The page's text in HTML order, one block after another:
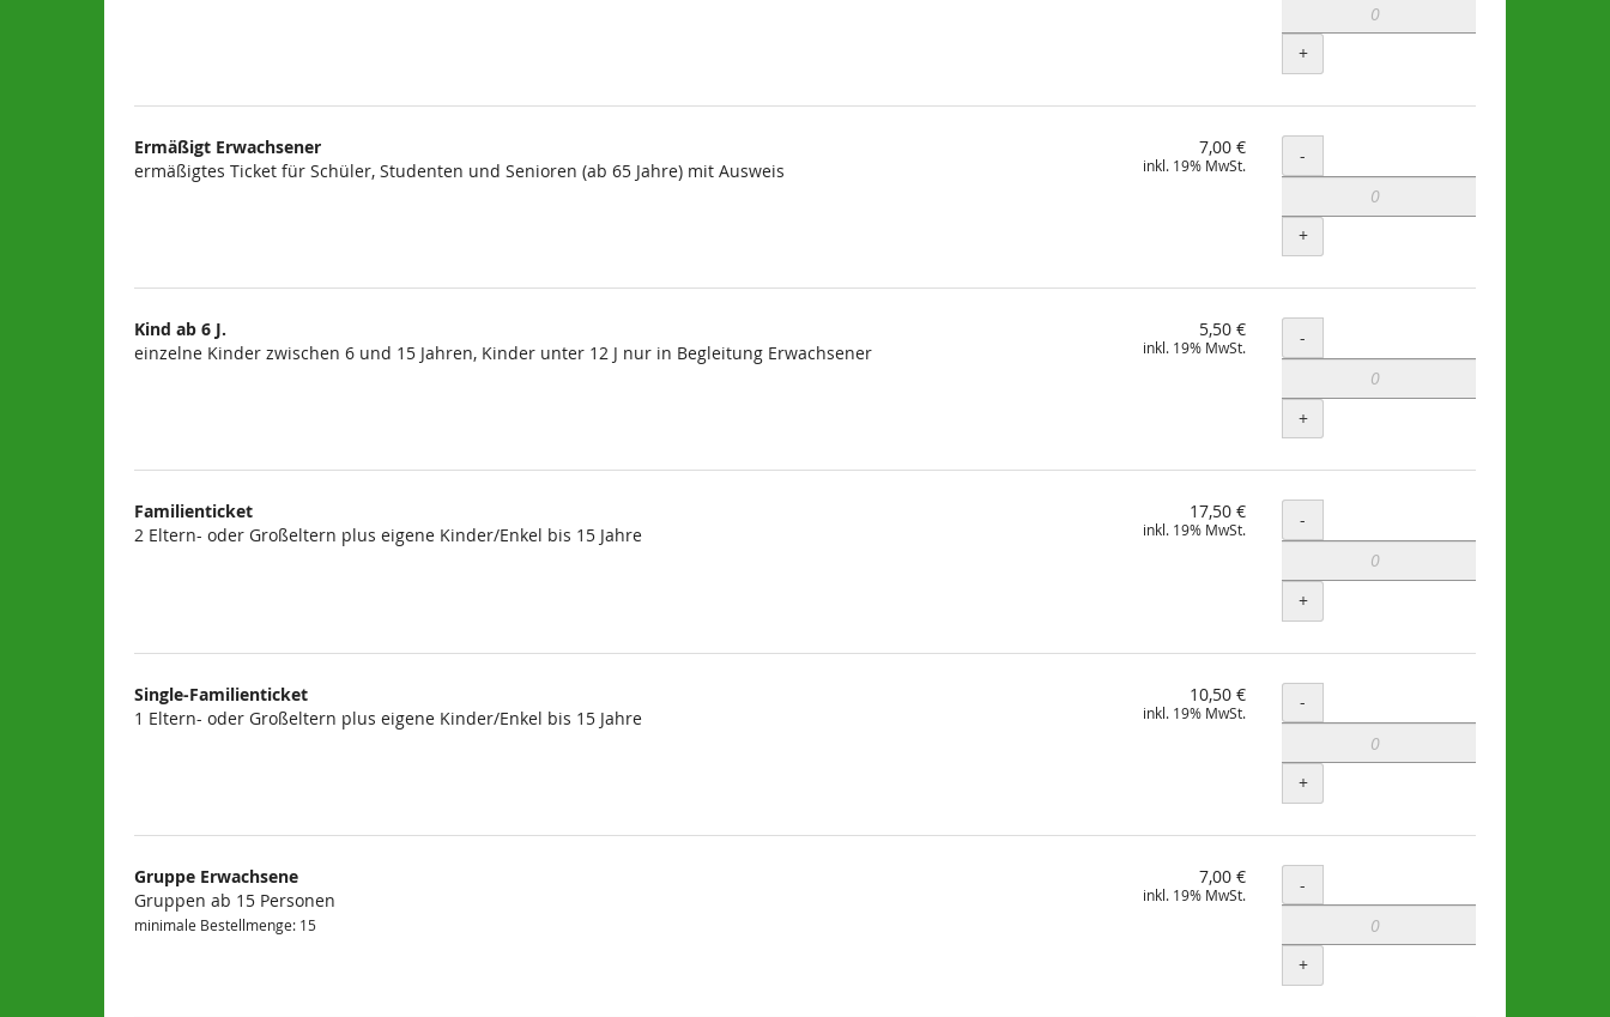
+
Ermäßigt Erwachsener
ermäßigtes Ticket für Schüler, Studenten und Senioren (ab 65 Jahre) mit Ausweis
7,00 €
inkl. 19% MwSt. Menge
-
+
Kind ab 6 J.
einzelne Kinder zwischen 6 und 15 Jahren, Kinder unter 12 J nur in Begleitung Erwachsener
5,50 €
inkl. 19% MwSt. Menge
-
+
Familienticket
2 Eltern- oder Großeltern plus eigene Kinder/Enkel bis 15 Jahre
17,50 €
inkl. 19% MwSt. Menge
-
+
Single-Familienticket
1 Eltern- oder Großeltern plus eigene Kinder/Enkel bis 15 Jahre
10,50 €
inkl. 19% MwSt. Menge
-
+
Gruppe Erwachsene
Gruppen ab 15 Personen
minimale Bestellmenge: 15
7,00 €
inkl. 19% MwSt. Menge
-
+